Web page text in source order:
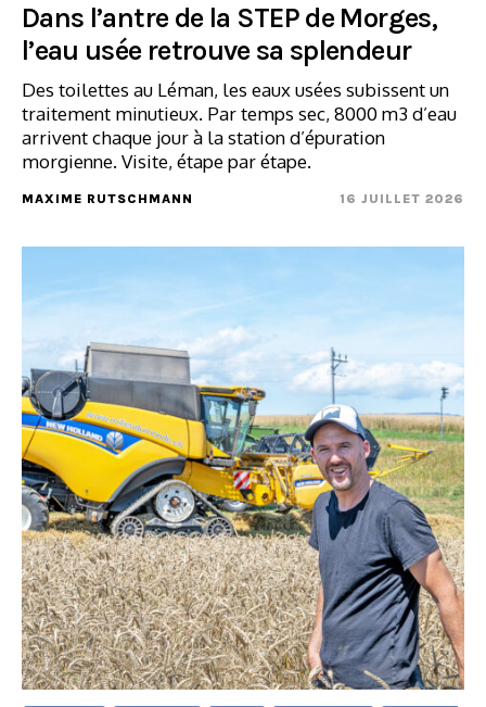
Dans l’antre de la STEP de Morges,
l’eau usée retrouve sa splendeur
Des toilettes au Léman, les eaux usées subissent un
traitement minutieux. Par temps sec, 8000 m3 d’eau
arrivent chaque jour à la station d’épuration
morgienne. Visite, étape par étape.
MAXIME RUTSCHMANN 16 JUILLET 2026